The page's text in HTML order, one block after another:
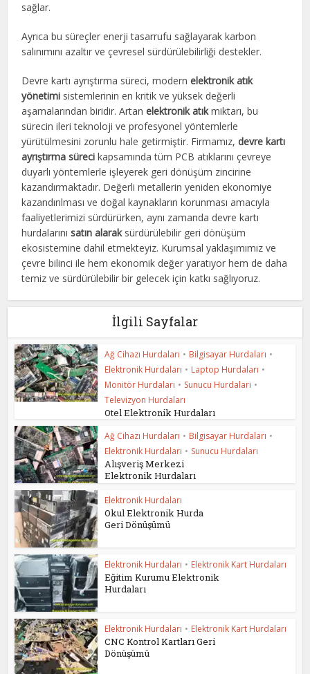
sağlar.
Ayrıca bu süreçler enerji tasarrufu sağlayarak karbon
salınımını azaltır ve çevresel sürdürülebilirliği destekler.
Devre kartı ayrıştırma süreci, modernelektronik atık
yönetimi sistemlerinin en kritik ve yüksek değerli
aşamalarından biridir. Artanelektronik atıkmiktarı, bu
sürecin ileri teknoloji ve profesyonel yöntemlerle
yürütülmesini zorunlu hale getirmiştir. Firmamız,devre kartı
ayrıştırma süreci kapsamında tüm PCB atıklarını çevreye
duyarlı yöntemlerle işleyerek geri dönüşüm zincirine
kazandırmaktadır. Değerli metallerin yeniden ekonomiye
kazandırılması ve doğal kaynakların korunması amacıyla
faaliyetlerimizi sürdürürken, aynı zamanda devre kartı
hurdalarınısatın alaraksürdürülebilir geri dönüşüm
ekosistemine dahil etmekteyiz. Kurumsal yaklaşımımız ve
çevre bilinci ile hem ekonomik değer yaratıyor hem de daha
temiz ve sürdürülebilir bir gelecek için katkı sağlıyoruz.
İlgili Sayfalar
Ağ Cihazı Hurdaları • Bilgisayar Hurdaları •
Elektronik Hurdaları • Laptop Hurdaları •
Monitör Hurdaları • Sunucu Hurdaları •
Televizyon Hurdaları
Otel Elektronik Hurdaları
Ağ Cihazı Hurdaları • Bilgisayar Hurdaları •
Elektronik Hurdaları • Sunucu Hurdaları
Alışveriş Merkezi
Elektronik Hurdaları
Elektronik Hurdaları
Okul Elektronik Hurda
Geri Dönüşümü
Elektronik Hurdaları • Elektronik Kart Hurdaları
Eğitim Kurumu Elektronik
Hurdaları
Elektronik Hurdaları • Elektronik Kart Hurdaları
CNC Kontrol Kartları Geri
Dönüşümü